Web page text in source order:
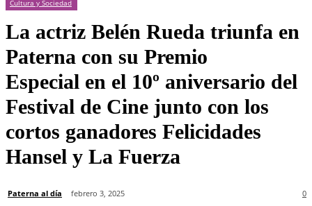
Cultura y Sociedad
La actriz Belén Rueda triunfa en
Paterna con su Premio
Especial en el 10º aniversario del
Festival de Cine junto con los
cortos ganadores Felicidades
Hansel y La Fuerza
Paterna al día febrero 3, 2025 0